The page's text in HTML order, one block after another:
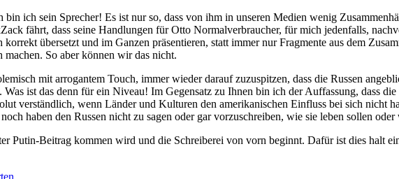
ich sein Sprecher! Es ist nur so, dass von ihm in unseren Medien wenig
fährt, dass seine Handlungen für Otto Normalverbraucher, für mich jedenfalls,
übersetzt und im Ganzen präsentieren, statt immer nur Fragmente aus dem
machen. So aber können wir das nicht.
mit arrogantem Touch, immer wieder darauf zuzuspitzen, dass die Russen
ist das denn für ein Niveau! Im Gegensatz zu Ihnen bin ich der Auffassung, dass
verständlich, wenn Länder und Kulturen den amerikanischen Einfluss bei sich nicht
haben den Russen nicht zu sagen oder gar vorzuschreiben, wie sie leben sollen
Putin-Beitrag kommen wird und die Schreiberei von vorn beginnt. Dafür ist dies halt